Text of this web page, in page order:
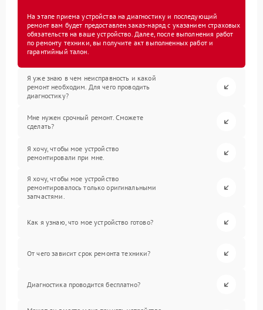
На этапе приема устройства на диагностику и последующий
ремонт вам будет предоставлен заказ-наряд с указанием страховых
обязательств на ваше устройство. Далее, после выполнения работ
по ремонту техники, вы получите акт выполненных работ и
гарантийный талон.
Я уже знаю в чем неисправность и какой
ремонт необходим. Для чего проводить
диагностику?
Мне нужен срочный ремонт. Сможете
сделать?
Я хочу, чтобы мое устройство
ремонтировали при мне.
Я хочу, чтобы мое устройство
ремонтировалось только оригинальными
запчастями.
Как я узнаю, что мое устройство готово?
От чего зависит срок ремонта техники?
Диагностика проводится бесплатно?